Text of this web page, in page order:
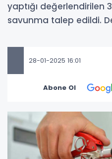
yaptığı değerlendirilen
savunma talep edildi.
28-01-2025 16:01
Abone Ol